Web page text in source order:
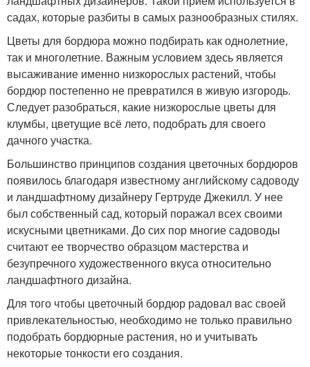
садах, которые разбиты в самых разнообразных стилях.
Цветы для бордюра можно подбирать как однолетние,
так и многолетние. Важным условием здесь является
высаживание именно низкорослых растений, чтобы
бордюр постепенно не превратился в живую изгородь.
Следует разобраться, какие низкорослые цветы для
клумбы, цветущие всё лето, подобрать для своего
дачного участка.
Большинство принципов создания цветочных бордюров
появилось благодаря известному английскому садоводу
и ландшафтному дизайнеру Гертруде Джекилл. У нее
был собственный сад, который поражал всех своими
искусными цветниками. До сих пор многие садоводы
считают ее творчество образцом мастерства и
безупречного художественного вкуса относительно
ландшафтного дизайна.
Для того чтобы цветочный бордюр радовал вас своей
привлекательностью, необходимо не только правильно
подобрать бордюрные растения, но и учитывать
некоторые тонкости его создания.